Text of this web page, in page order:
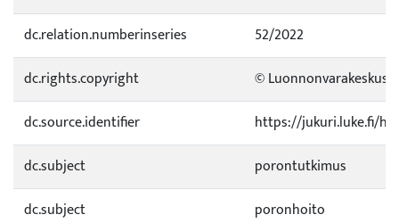
dc.relation.numberinseries
52/2022
dc.rights.copyright
© Luonnonvarakeskus
dc.source.identifier
https://jukuri.luke.fi/
dc.subject
porontutkimus
dc.subject
poronhoito